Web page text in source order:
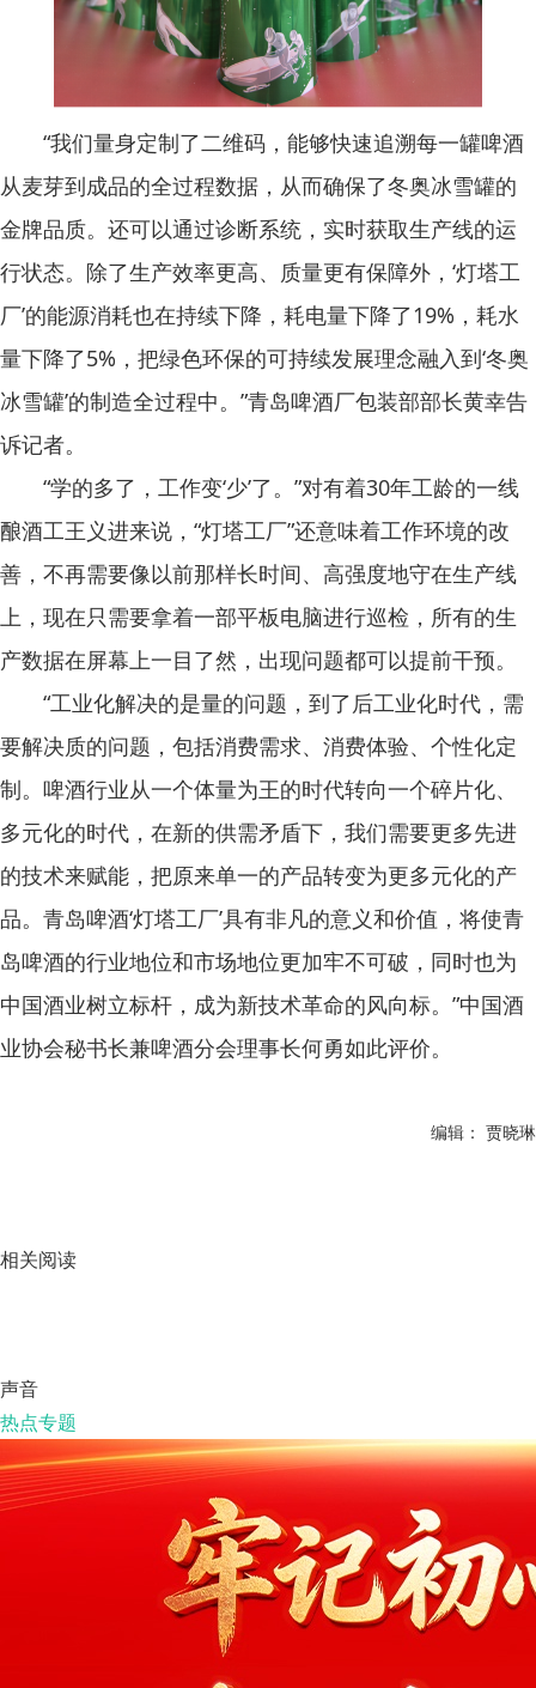
“我们量身定制了二维码，能够快速追溯每一罐啤酒
从麦芽到成品的全过程数据，从而确保了冬奥冰雪罐的
金牌品质。还可以通过诊断系统，实时获取生产线的运
行状态。除了生产效率更高、质量更有保障外，‘灯塔工
厂’的能源消耗也在持续下降，耗电量下降了19%，耗水
量下降了5%，把绿色环保的可持续发展理念融入到‘冬奥
冰雪罐’的制造全过程中。”青岛啤酒厂包装部部长黄幸告
诉记者。
“学的多了，工作变‘少’了。”对有着30年工龄的一线
酿酒工王义进来说，“灯塔工厂”还意味着工作环境的改
善，不再需要像以前那样长时间、高强度地守在生产线
上，现在只需要拿着一部平板电脑进行巡检，所有的生
产数据在屏幕上一目了然，出现问题都可以提前干预。
“工业化解决的是量的问题，到了后工业化时代，需
要解决质的问题，包括消费需求、消费体验、个性化定
制。啤酒行业从一个体量为王的时代转向一个碎片化、
多元化的时代，在新的供需矛盾下，我们需要更多先进
的技术来赋能，把原来单一的产品转变为更多元化的产
品。青岛啤酒‘灯塔工厂’具有非凡的意义和价值，将使青
岛啤酒的行业地位和市场地位更加牢不可破，同时也为
中国酒业树立标杆，成为新技术革命的风向标。”中国酒
业协会秘书长兼啤酒分会理事长何勇如此评价。
编辑： 贾晓琳
相关阅读
声音
热点专题